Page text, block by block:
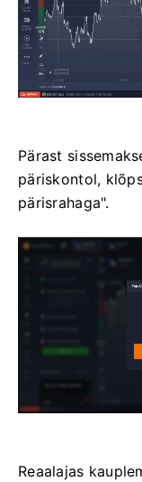
Pärast
päriskontol,
pärisrahaga".
Reaalajas